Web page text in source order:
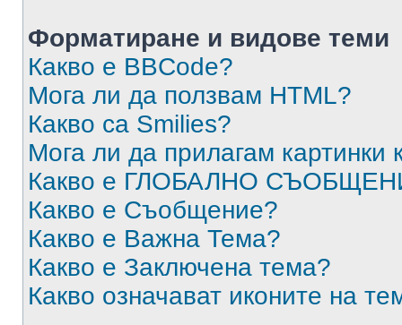
Форматиране и видове теми
Какво е BBCode?
Мога ли да ползвам HTML?
Какво са Smilies?
Мога ли да прилагам
Какво е ГЛОБАЛНО
Какво е Съобщение?
Какво е Важна Тема?
Какво е Заключена тема?
Какво означават иконите на